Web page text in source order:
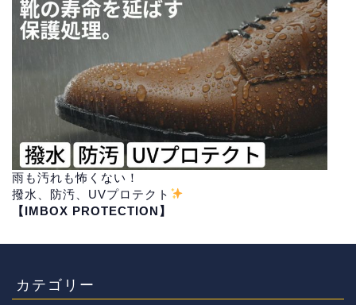
雨も汚れも怖くない！
撥水、防汚、UVプロテクト
【IMBOX PROTECTION】
カテゴリー